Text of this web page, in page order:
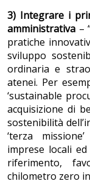
3) Integrare i
amministrativa –
pratiche
sviluppo
ordinaria e
atenei. Per
‘sustainable
acquisizione di
sostenibilità
‘terza
imprese locali
riferimento,
chilometro zero